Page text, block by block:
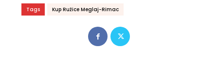
Tags Kup Ružice Meglaj-Rimac